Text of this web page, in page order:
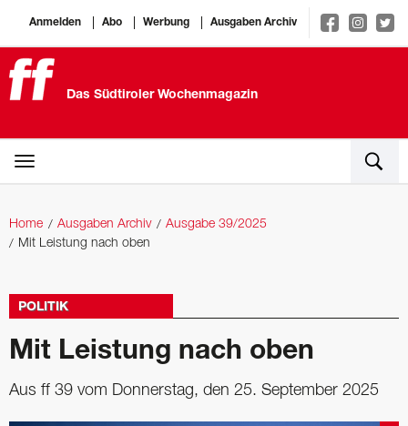
Anmelden Abo Werbung Ausgaben Archiv
Das Südtiroler Wochenmagazin
Home Ausgaben Archiv
Ausgabe 39/2025
Mit Leistung nach oben
POLITIK
Mit Leistung nach oben
Aus ff 39 vom Donnerstag, den 25. September 2025